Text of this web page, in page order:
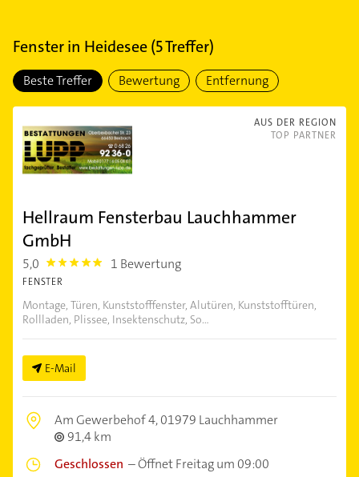
Fensterin Heidesee(5Treffer)
Beste Treffer Bewertung Entfernung
AUS DER REGION
TOP PARTNER
Hellraum Fensterbau Lauchhammer
GmbH
5,0 5.0 1 Bewertung
FENSTER
Montage, Türen, Kunststofffenster, Alutüren, Kunststofftüren,
Rollladen, Plissee, Insektenschutz, So...
E-Mail
Am Gewerbehof 4,01979 Lauchhammer
91,4 km
Geschlossen –Öffnet Freitag um 09:00